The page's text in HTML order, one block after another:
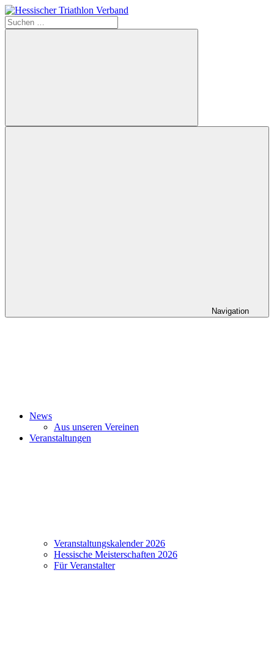
Zum
Inhalt
springen
Hessischer
Suchen
nach:
Suchen
Navigation
News
Aus unseren Vereinen
Veranstaltungen
Veranstaltungskalender 2026
Hessische Meisterschaften 2026
Für Veranstalter